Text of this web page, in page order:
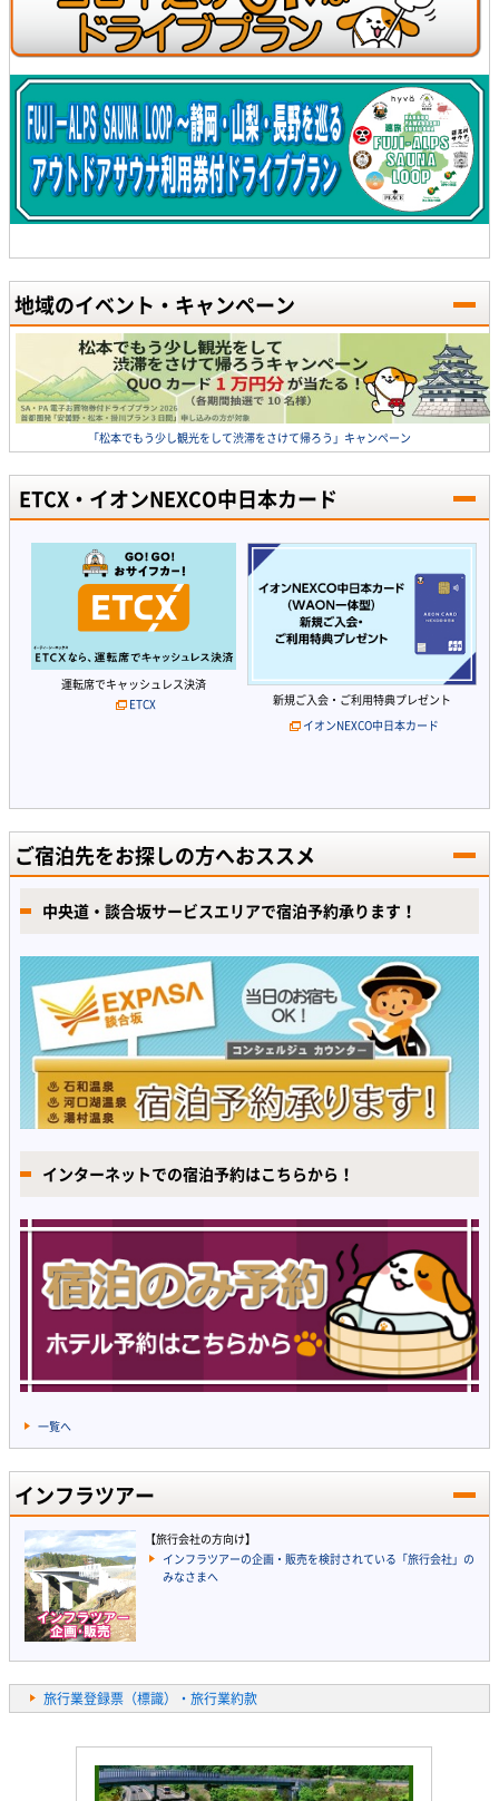
地域のイベント・キャンペーン
「松本でもう少し観光をして渋滞をさけて帰ろう」キャンペーン
ETCX・イオンNEXCO中日本カード
運転席でキャッシュレス決済
ETCX
新規ご入会・ご利用特典プレゼント
イオンNEXCO中日本カード
ご宿泊先をお探しの方へおススメ
中央道・談合坂サービスエリアで宿泊予約承ります！
インターネットでの宿泊予約はこちらから！
一覧へ
インフラツアー
【旅行会社の方向け】
インフラツアーの企画・販売を検討されている「旅行会社」の
みなさまへ
旅行業登録票（標識）・旅行業約款